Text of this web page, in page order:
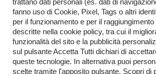
Contatti
trattano dati personali (es. dati di
fanno uso di Cookie, Pixel, Tags o altri
per il funzionamento e per il raggiungimento
descritte nella cookie policy, tra cui il
funzionalità del sito e la pubblicità
sul pulsante Accetta Tutti dichiari di
queste tecnologie. In alternativa puoi
scelte tramite l'apposito pulsante. Scopri di